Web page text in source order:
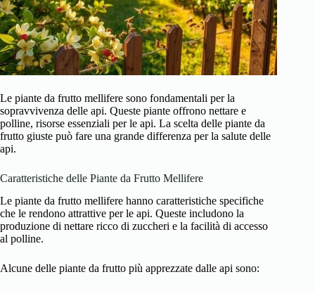
Le piante da frutto mellifere sono fondamentali per la
sopravvivenza delle api. Queste piante offrono nettare e
polline, risorse essenziali per le api. La scelta delle piante da
frutto giuste può fare una grande differenza per la salute delle
api.
Caratteristiche delle Piante da Frutto Mellifere
Le piante da frutto mellifere hanno caratteristiche specifiche
che le rendono attrattive per le api. Queste includono la
produzione di nettare ricco di zuccheri e la facilità di accesso
al polline.
Alcune delle piante da frutto più apprezzate dalle api sono: